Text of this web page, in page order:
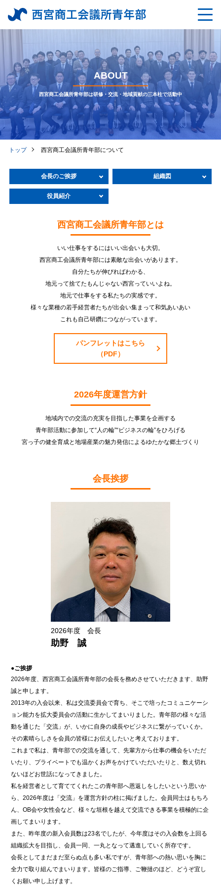
ABOUT
西宮商工会議所青年部は研修・交流・地域貢献の三本柱で活動中
トップ 西宮商工会議所青年部について
会長のご挨拶 組織図
役員紹介
西宮商工会議所青年部とは
いい仕事をするにはいい出会いも大切。
西宮商工会議所青年部には素敵な出会いがあります。
自分たちが伸びればわかる、
地元って捨てたもんじゃない西宮っていいよね。
地元で仕事をする私たちの実感です。
様々な業種の若手経営者たちが出会い集まって和気あいあい
これも自己研鑽につながっています。
パンフレットはこちら
（PDF）
2026年度運営方針
地域内での交流の充実を目指した事業を企画する
青年部活動に参加して“人の輪”“ビジネスの輪”をひろげる
宮っ子の健全育成と地場産業の魅力発信によるゆたかな郷土づくり
会長挨拶
2026年度 会長
助野 誠
●ご挨拶
2026年度、西宮商工会議所青年部の会長を務めさせていただきます、助野
誠と申します。
2013年の入会以来、私は交流委員会で育ち、そこで培ったコミュニケーシ
ョン能力を拡大委員会の活動に生かしてまいりました。青年部の様々な活
動を通じた「交流」が、いかに自身の成長やビジネスに繋がっていくか。
その素晴らしさを会員の皆様にお伝えしたいと考えております。
これまで私は、青年部での交流を通して、先輩方から仕事の機会をいただ
いたり、プライベートでも温かくお声をかけていただいたりと、数え切れ
ないほどお世話になってきました。
私を経営者として育ててくれたこの青年部へ恩返しをしたいという思いか
ら、2026年度は「交流」を運営方針の柱に掲げました。会員同士はもちろ
ん、OB会や女性会など、様々な垣根を越えて交流できる事業を積極的に企
画してまいります。
また、昨年度の新入会員数は23名でしたが、今年度はその入会数を上回る
組織拡大を目指し、会員一同、一丸となって邁進していく所存です。
会長としてまだまだ至らぬ点も多い私ですが、青年部への熱い思いを胸に
全力で取り組んでまいります。皆様のご指導、ご鞭撻のほど、どうぞ宜し
くお願い申し上げます。